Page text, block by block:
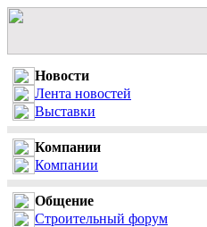
Новости
Лента новостей
Выставки
Компании
Компании
Общение
Строительный форум